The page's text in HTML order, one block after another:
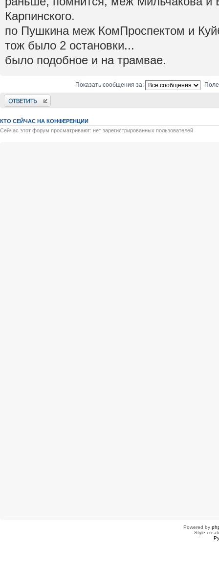
Карпинского.
по Пушкина меж КомПроспектом и
тож было 2 остановки...
было подобное и на трамвае.
Показать сообщения за:
Ответить
КТО СЕЙЧАС НА КОНФЕРЕНЦИИ
Сейчас этот форум просматривают: нет зарегистрированных пользователей
Powered by
Style